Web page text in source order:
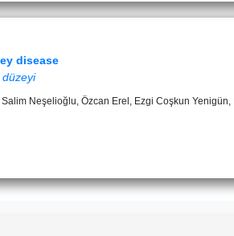
disease
düzeyi
Salim Neşelioğlu, Özcan Erel, Ezgi Coşkun